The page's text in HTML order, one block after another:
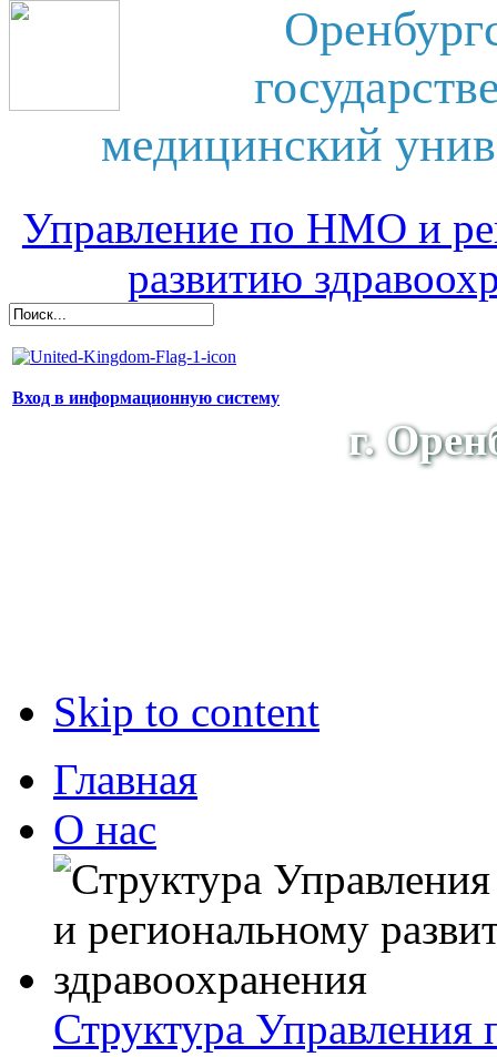
медицинский
Управление по НМО и
развитию
Вход в информационную систему
г.
Skip to content
Главная
О нас
Структура